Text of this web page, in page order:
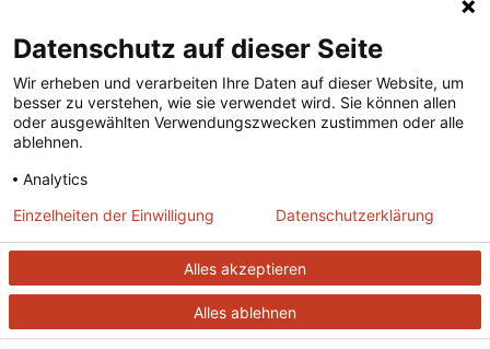
Was ist der Merkur?
Herausgeber /
Redaktion
Verlag
Alle Abos im Überblick
Print-Abo
Digital-Abo
Abo kündigen
Vertrag widerrufen
Impressum
Datenschutz
Mediadaten
© 2026J. G. Cotta’sche Buchhandlung Nachfolger GmbH|
Datenschutz auf dieser Seite
Wir erheben und verarbeiten Ihre Daten auf dieser Website, um
besser zu verstehen, wie sie verwendet wird. Sie können allen
oder ausgewählten Verwendungszwecken zustimmen oder alle
ablehnen.
Analytics
Alles akzeptieren
Alles ablehnen
Einzelheiten der Einwilligung Datenschutzerklärung